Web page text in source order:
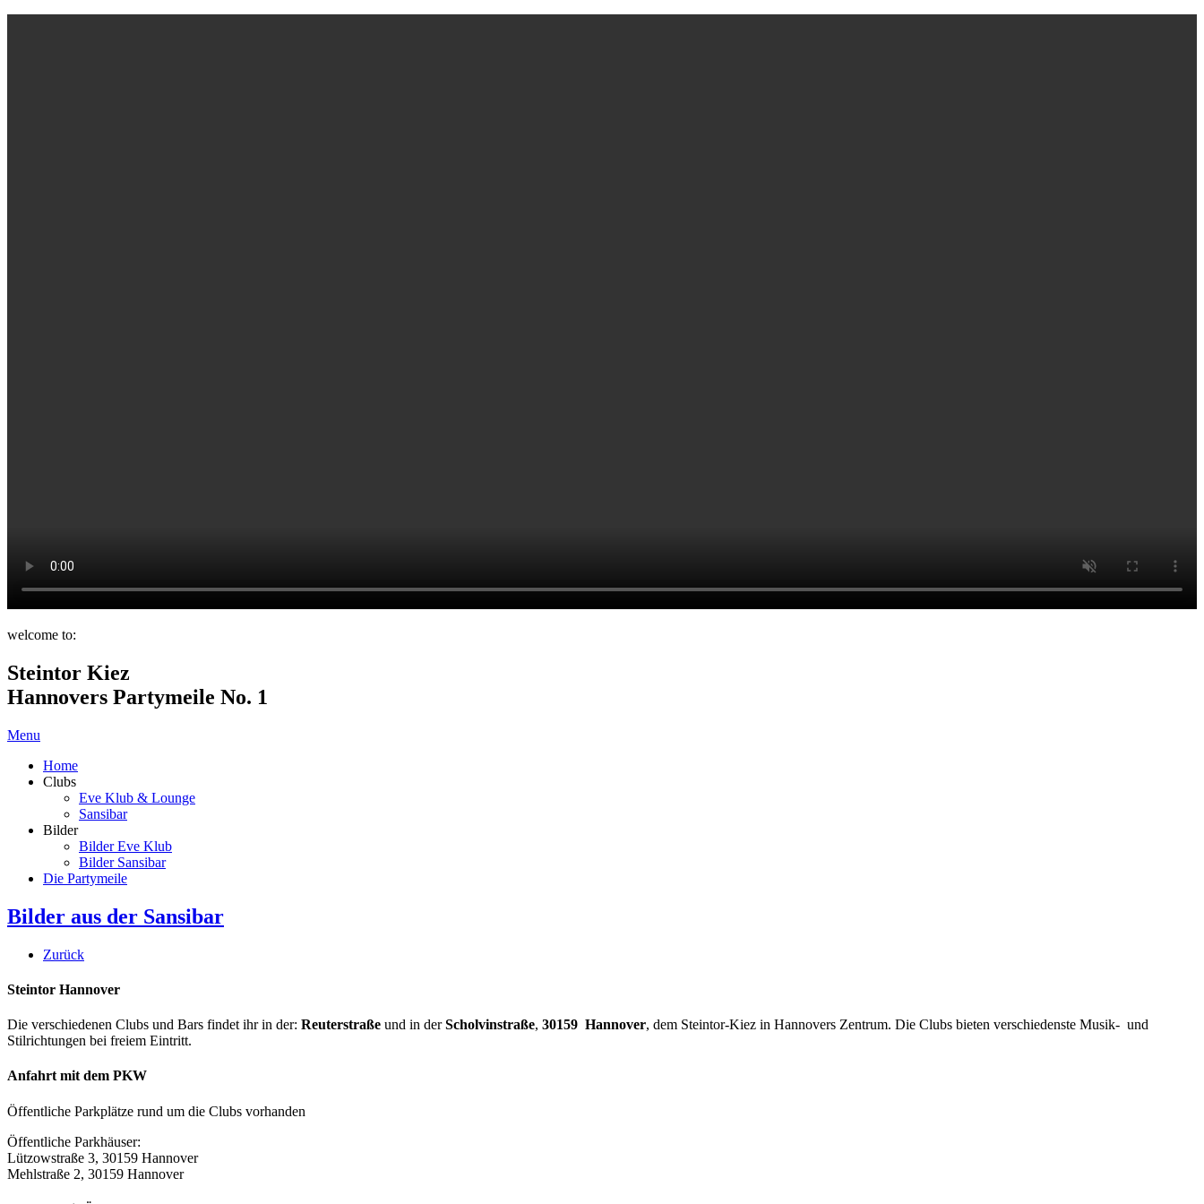
welcome to:
Steintor Kiez
Hannovers Partymeile No. 1
Menu
Home
Clubs
Eve Klub & Lounge
Sansibar
Bilder
Bilder Eve Klub
Bilder Sansibar
Die Partymeile
Bilder aus der Sansibar
Zurück
Steintor Hannover
Die verschiedenen Clubs und Bars findet ihr in der: Reuterstraße und in derScholvinstraße, 30159 Hannover, dem Steintor-Kiez in Hannovers Zentrum. Die Clubs bieten verschiedenste Musik- und
Stilrichtungen bei freiem Eintritt.
Anfahrt mit dem PKW
Öffentliche Parkplätze rund um die Clubs vorhanden
Öffentliche Parkhäuser:
Lützowstraße 3, 30159 Hannover
Mehlstraße 2, 30159 Hannover